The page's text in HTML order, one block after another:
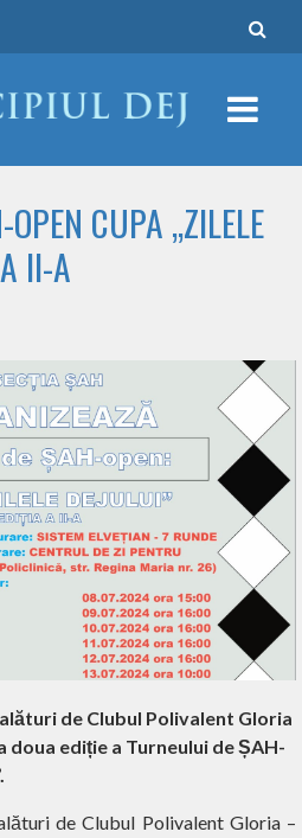
CUPA „ZILELE
II-A
de Clubul Polivalent Gloria
doua ediție a Turneului de ȘAH-
de Clubul Polivalent Gloria –